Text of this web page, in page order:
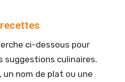
ci-dessous pour
suggestions culinaires.
nom de plat ou une